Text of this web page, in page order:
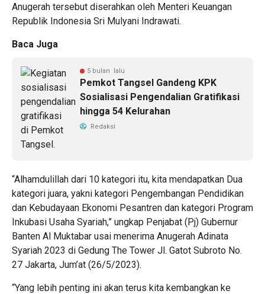
Anugerah tersebut diserahkan oleh Menteri Keuangan
Republik Indonesia Sri Mulyani Indrawati.
Baca Juga
5 bulan lalu
Pemkot Tangsel Gandeng KPK
Sosialisasi Pengendalian Gratifikasi
hingga 54 Kelurahan
Redaksi
“Alhamdulillah dari 10 kategori itu, kita mendapatkan Dua
kategori juara, yakni kategori Pengembangan Pendidikan
dan Kebudayaan Ekonomi Pesantren dan kategori Program
Inkubasi Usaha Syariah,” ungkap Penjabat (Pj) Gubernur
Banten Al Muktabar usai menerima Anugerah Adinata
Syariah 2023 di Gedung The Tower Jl. Gatot Subroto No.
27 Jakarta, Jum’at (26/5/2023).
“Yang lebih penting ini akan terus kita kembangkan ke